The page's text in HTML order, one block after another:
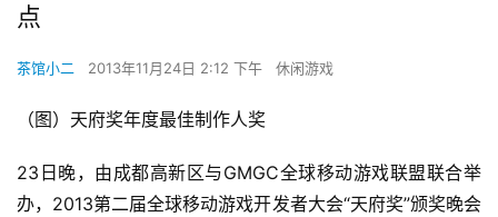
点
茶馆小二 2013年11月24日 2:12 下午 休闲游戏
（图）天府奖年度最佳制作人奖
23日晚，由成都高新区与GMGC全球移动游戏联盟联合举
办，2013第二届全球移动游戏开发者大会“天府奖”颁奖晚会